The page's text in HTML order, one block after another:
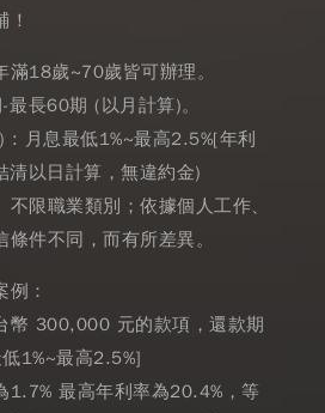
！
滿18歲~70歲皆可辦理。
長60期 (以月計算)。
: 月息最低1%~最高2.5%[年利
清以日計算，無違約金)
限職業類別；依據個人工作、
件不同，而有所差異。
：
幣 300,000 元的款項，還款期
1%~最高2.5%]
1.7% 最高年利率為20.4%，等